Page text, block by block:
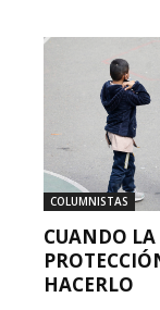
COLUMNISTAS
CUANDO LA
HACERLO